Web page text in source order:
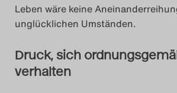
Leben wäre keine
unglücklichen Umständen.
Druck, sich
verhalten